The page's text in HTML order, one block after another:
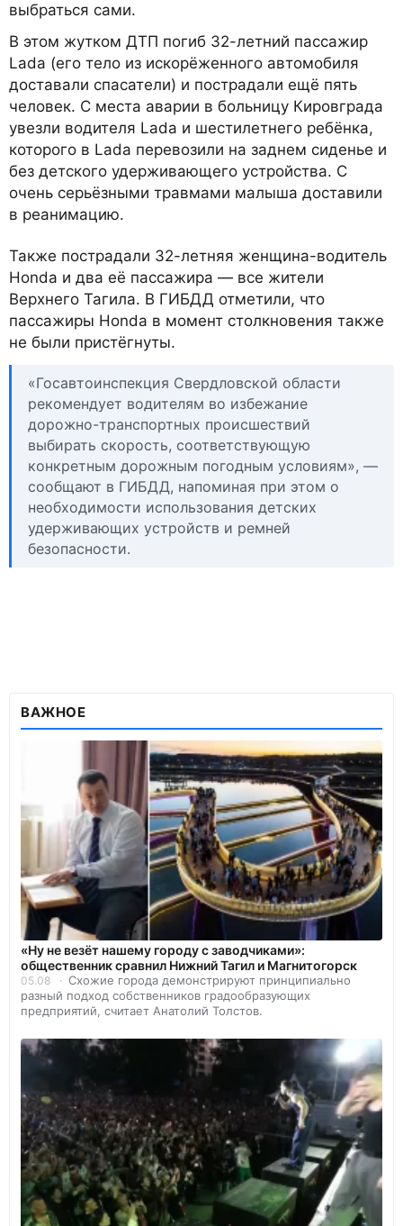
выбраться сами.
В этом жутком ДТП погиб 32-летний пассажир
Lada (его тело из искорёженного автомобиля
доставали спасатели) и пострадали ещё пять
человек. С места аварии в больницу Кировграда
увезли водителя Lada и шестилетнего ребёнка,
которого в Lada перевозили на заднем сиденье и
без детского удерживающего устройства. С
очень серьёзными травмами малыша доставили
в реанимацию.
Также пострадали 32-летняя женщина-водитель
Honda и два её пассажира — все жители
Верхнего Тагила. В ГИБДД отметили, что
пассажиры Honda в момент столкновения также
не были пристёгнуты.
«Госавтоинспекция Свердловской области
рекомендует водителям во избежание
дорожно-транспортных происшествий
выбирать скорость, соответствующую
конкретным дорожным погодным условиям», —
сообщают в ГИБДД, напоминая при этом о
необходимости использования детских
удерживающих устройств и ремней
безопасности.
ВАЖНОЕ
«Ну не везёт нашему городу с заводчиками»:
общественник сравнил Нижний Тагил и Магнитогорск
05.08
Схожие города демонстрируют принципиально
разный подход собственников градообразующих
предприятий, считает Анатолий Толстов.